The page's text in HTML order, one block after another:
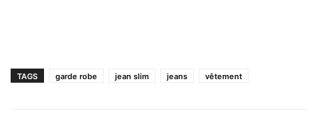
TAGS garde robe jean slim jeans vêtement